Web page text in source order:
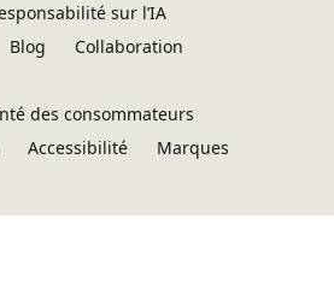
sur l’IA
Blog
Collaboration
des consommateurs
Accessibilité
Marques